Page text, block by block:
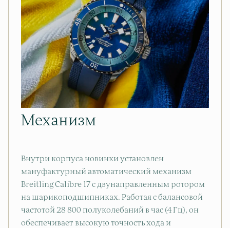
Механизм
Внутри корпуса новинки установлен
мануфактурный автоматический механизм
Breitling Calibre 17 с двунаправленным ротором
на шарикоподшипниках. Работая с балансовой
частотой 28 800 полуколебаний в час (4 Гц), он
обеспечивает высокую точность хода и